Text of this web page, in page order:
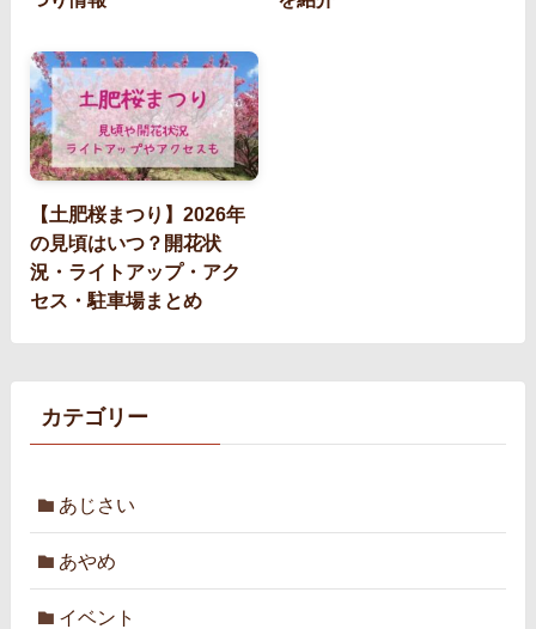
【土肥桜まつり】2026年
の見頃はいつ？開花状
況・ライトアップ・アク
セス・駐車場まとめ
カテゴリー
あじさい
あやめ
イベント